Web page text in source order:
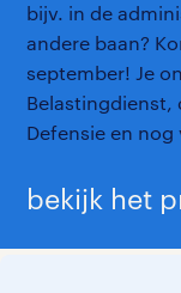
bijv. in de
andere baan?
september! Je
Belastingdienst,
Defensie en nog
bekijk het